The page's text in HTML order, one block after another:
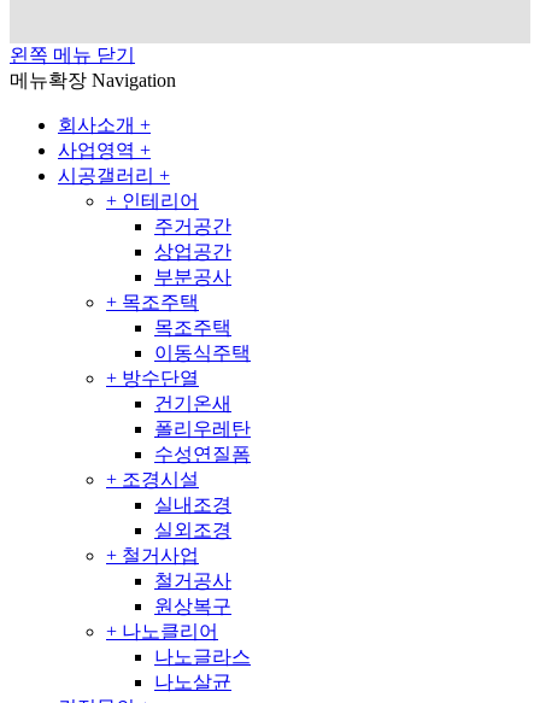
왼쪽 메뉴 닫기
메뉴확장 Navigation
회사소개 +
사업영역 +
시공갤러리 +
+ 인테리어
주거공간
상업공간
부분공사
+ 목조주택
목조주택
이동식주택
+ 방수단열
건기온새
폴리우레탄
수성연질폼
+ 조경시설
실내조경
실외조경
+ 철거사업
철거공사
원상복구
+ 나노클리어
나노글라스
나노살균